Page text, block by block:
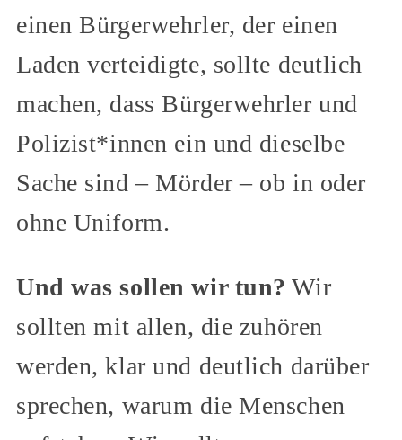
einen Bürgerwehrler, der einen
Laden verteidigte, sollte deutlich
machen, dass Bürgerwehrler und
Polizist*innen ein und dieselbe
Sache sind – Mörder – ob in oder
ohne Uniform.
Und was sollen wir tun? Wir
sollten mit allen, die zuhören
werden, klar und deutlich darüber
sprechen, warum die Menschen